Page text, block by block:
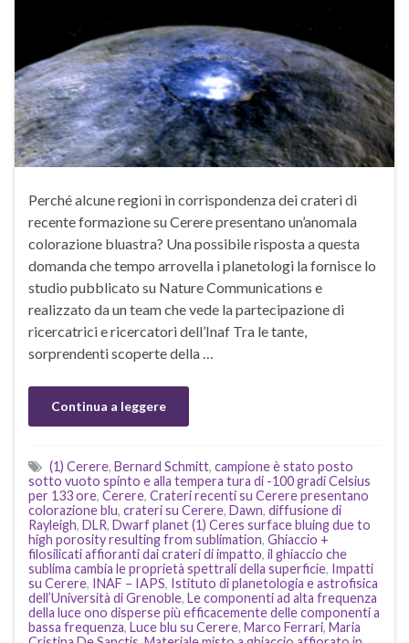
Perché alcune regioni in corrispondenza dei crateri di
recente formazione su Cerere presentano un’anomala
colorazione bluastra? Una possibile risposta a questa
domanda che tempo arrovella i planetologi la fornisce lo
studio pubblicato su Nature Communications e
realizzato da un team che vede la partecipazione di
ricercatrici e ricercatori dell’Inaf Tra le tante,
sorprendenti scoperte della …
Continua a leggere
(1) Cerere, Bernard Schmitt, campione è stato posto
sotto vuoto spinto e alla tempera tura di -100 gradi Celsius
per 133 ore, Cerere, Crateri recenti su Cerere presentano
colorazione blu, crateri su Cerere, Dawn, diffusione di
Rayleigh, DLR, Dwarf planet (1) Ceres surface bluing due to
high porosity resulting from sublimation, Ghiaccio +
filosilicati affioranti dai crateri di impatto, il ghiaccio che
sublima cambia le proprietà spettrali della superficie, Impatti
su Cerere, INAF – IAPS, Istituto di planetologia e astrofisica
dell’Università di Grenoble, Le componenti ad alta frequenza
della luce ono disperse più efficacemente delle componenti a
bassa frequenza, Luce blu su Cerere, Marco Ferrari, Maria